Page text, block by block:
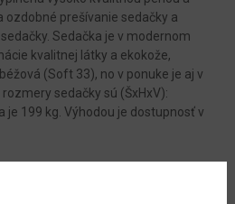
ozdobné prešívanie sedačky a
Sedačka je v modernom
kvalitnej látky a ekokože,
(Soft 33), no v ponuke je aj v
sedačky sú (ŠxHxV):
je 199 kg. Výhodou je dostupnosť v